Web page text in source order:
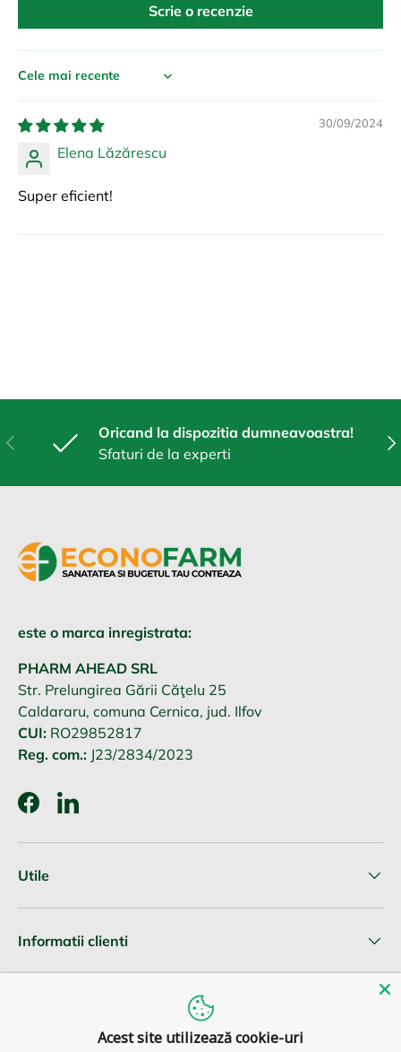
Scrie o recenzie
Sort by
30/09/2024
Elena Lăzărescu
Super eficient!
Anterior
Oricand la dispozitia dumneavoastra!
Sfaturi de la experti
este o marca inregistrata:
PHARM AHEAD SRL
Str. Prelungirea Gării Căţelu 25
Caldararu, comuna Cernica, jud. Ilfov
CUI: RO29852817
Reg. com.: J23/2834/2023
FacebookLinkedIn
Utile
Informatii clienti
Acest site utilizează cookie-uri